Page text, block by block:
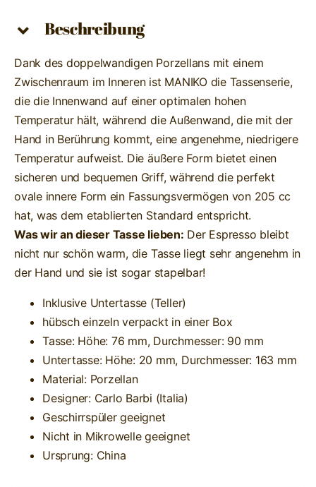
205cl
matt)
Menge
Beschreibung
Dank des doppelwandigen Porzellans mit einem
Zwischenraum im Inneren ist MANIKO die Tassenserie,
die die Innenwand auf einer optimalen hohen
Temperatur hält, während die Außenwand, die mit der
Hand in Berührung kommt, eine angenehme, niedrigere
Temperatur aufweist. Die äußere Form bietet einen
sicheren und bequemen Griff, während die perfekt
ovale innere Form ein Fassungsvermögen von 205 cc
hat, was dem etablierten Standard entspricht.
Was wir an dieser Tasse lieben: Der Espresso bleibt
nicht nur schön warm, die Tasse liegt sehr angenehm in
der Hand und sie ist sogar stapelbar!
Inklusive Untertasse (Teller)
hübsch einzeln verpackt in einer Box
Tasse: Höhe: 76 mm, Durchmesser: 90 mm
Untertasse: Höhe: 20 mm, Durchmesser: 163 mm
Material: Porzellan
Designer: Carlo Barbi (Italia)
Geschirrspüler geeignet
Nicht in Mikrowelle geeignet
Ursprung: China